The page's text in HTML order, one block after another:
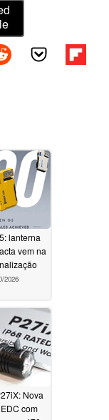
lanterna
vem na
2026
Nova
com